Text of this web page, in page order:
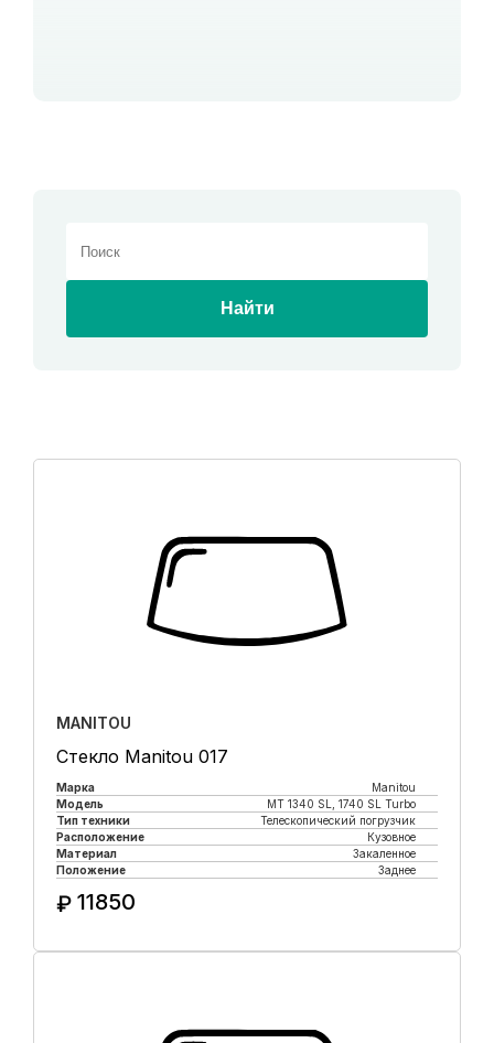
Найти
MANITOU
Стекло Manitou 017
Марка
Manitou
Модель
MT 1340 SL, 1740 SL Turbo
Тип техники
Телескопический погрузчик
Расположение
Кузовное
Материал
Закаленное
Положение
Заднее
₽ 11850